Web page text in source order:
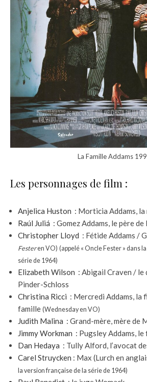
La Famille Addams
Les personnages de film :
Anjelica Huston : Morticia Addams,
Raúl Juliá : Gomez Addams, le père
Christopher Lloyd : Fétide Addams /
Festeren VO) (appelé « Oncle Fester » dans
série de 1964)
Elizabeth Wilson : Abigail Craven / le
Pinder-Schloss
Christina Ricci : Mercredi Addams, la
famille (Wednesday en VO)
Judith Malina : Grand-mère, mère de
Jimmy Workman : Pugsley Addams,
Dan Hedaya : Tully Alford, l’avocat
Carel Struycken : Max (Lurch en
la version française de la série de 1964)